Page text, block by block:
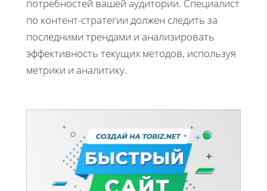
потребностей вашей аудитории. Специалист
по контент-стратегии должен следить за
последними трендами и анализировать
эффективность текущих методов, используя
метрики и аналитику.